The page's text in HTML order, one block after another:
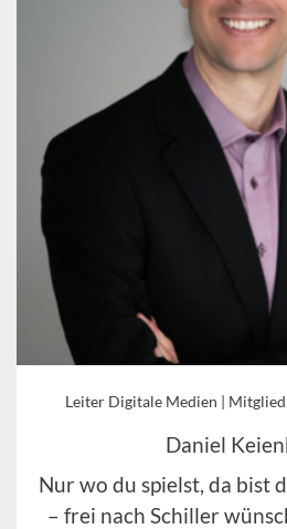
Leiter Digitale Medien |
Daniel
Nur wo du spielst, da bist
– frei nach Schiller